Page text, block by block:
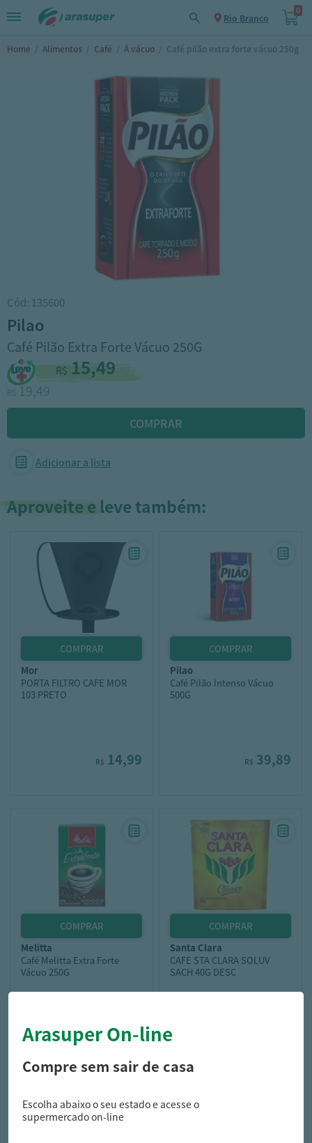
Rio Branco
0
Home / Alimentos / Café / Á vácuo / Café pilão extra forte vácuo 250g
Cód: 135600
pilao
Café Pilão Extra Forte Vácuo 250G
R$ 15,49
R$19,49
Adicionar a lista
Aproveite e leve também:
mor
PORTA FILTRO CAFE MOR
103 PRETO
R$ 14,99
pilao
Café Pilão Intenso Vácuo
500G
R$ 39,89
melitta
Café Melitta Extra Forte
Vácuo 250G
R$ 17,99
santa clara
CAFE STA CLARA SOLUV
SACH 40G DESC
Arasuper On-line
Compre sem sair de casa
Escolha abaixo o seu estado e acesse o
supermercado on-line